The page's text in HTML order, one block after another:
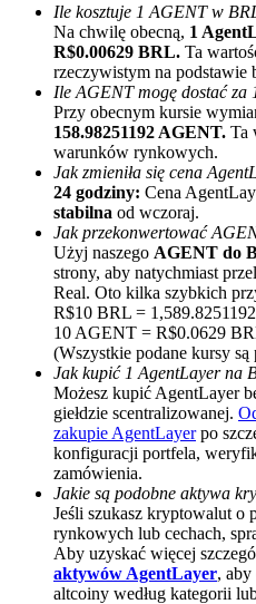
Afiliaci Bitrue
Aż do 65% prowizji!
Polecaj
Zaproś przyjaciela, aby
BTC Welcome Rewards
Ile kosztuje 1 AGENT w
Na chwilę obecną, 1
R$0.00629 BRL. Ta
rzeczywistym na podstawie
Ile AGENT mogę dostać za
Przy obecnym kursie
158.98251192 AGENT. Ta
warunków rynkowych.
Jak zmieniła się cena
24 godziny: Cena
stabilna od wczoraj.
Jak przekonwertować
Użyj naszego AGENT do
strony, aby natychmiast
Real. Oto kilka szybkich
R$10 BRL =
10 AGENT = R$0.0629
(Wszystkie podane kursy
Jak kupić 1 AgentLayer na
Możesz kupić AgentLayer
giełdzie scentralizowanej.
zakupie AgentLayerpo
konfiguracji portfela,
zamówienia.
Jakie są podobne aktywa
Jeśli szukasz kryptowalut o
rynkowych lub cechach,
Aby uzyskać więcej
aktywów AgentLayer,
altcoiny według kategorii